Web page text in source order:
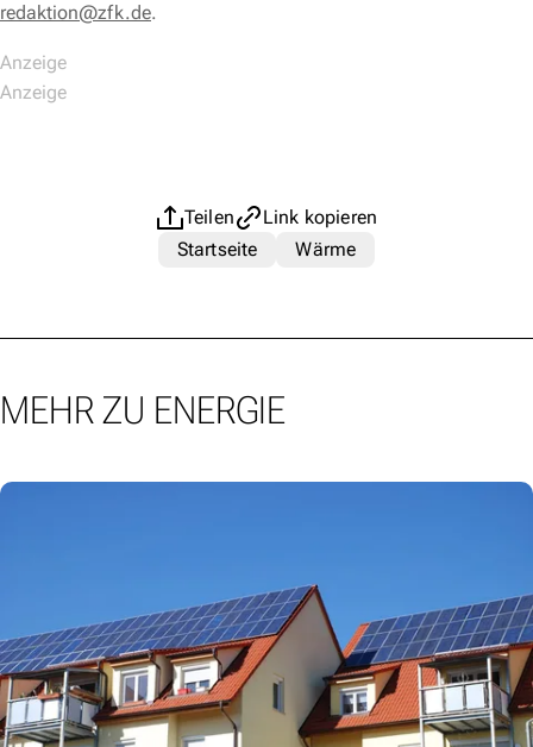
redaktion@zfk.de.
Teilen
Link kopieren
Startseite
Wärme
MEHR ZU ENERGIE